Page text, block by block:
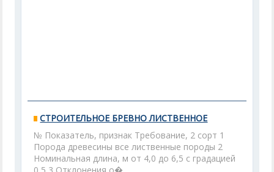
СТРОИТЕЛЬНОЕ БРЕВНО ЛИСТВЕННОЕ
№ Показатель, признак Требование, 2 сорт 1
Порода древесины все лиственные породы 2
Номинальная длина, м от 4,0 до 6,5 с градацией